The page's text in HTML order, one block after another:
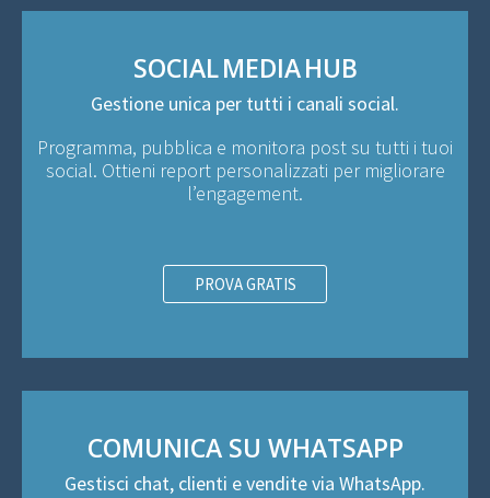
SOCIAL MEDIA HUB
Gestione unica per tutti i canali social.
Programma, pubblica e monitora post su tutti i tuoi
social. Ottieni report personalizzati per migliorare
l’engagement.
PROVA GRATIS
COMUNICA SU WHATSAPP
Gestisci chat, clienti e vendite via WhatsApp.